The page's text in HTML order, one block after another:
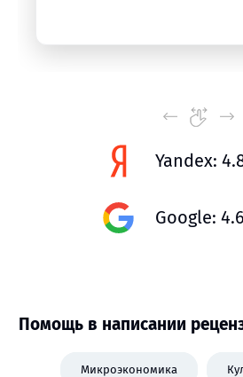
Yandex:
Google: 4.6
Помощь в написании
Микроэкономика